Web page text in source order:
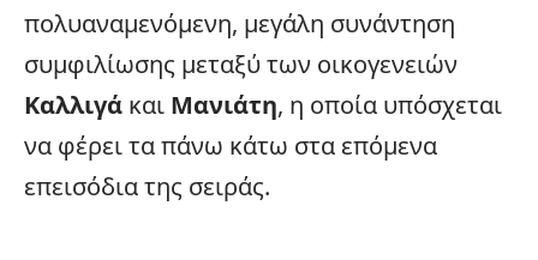
πολυαναμενόμενη, μεγάλη συνάντηση
συμφιλίωσης μεταξύ των οικογενειών
Καλλιγά και Μανιάτη, η οποία υπόσχεται
να φέρει τα πάνω κάτω στα επόμενα
επεισόδια της σειράς.